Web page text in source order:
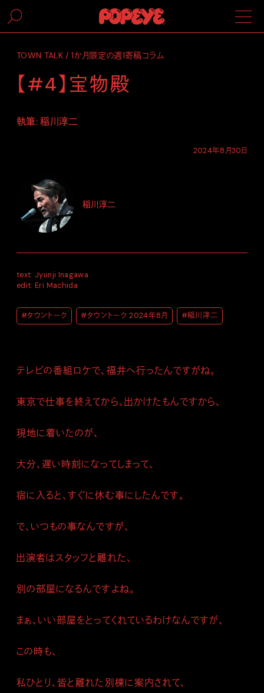
TOWN TALK / 1か月限定の週1寄稿コラム
【#4】宝物殿
執筆: 稲川淳二
2024年8月30日
稲川淳二
text: Jyunji Inagawa
edit: Eri Machida
#タウントーク #タウントーク 2024年8月 #稲川淳二
テレビの番組ロケで、福井へ行ったんですがね。
東京で仕事を終えてから、出かけたもんですから、
現地に着いたのが、
大分、遅い時刻になってしまって、
宿に入ると、すぐに休む事にしたんです。
で、いつもの事なんですが、
出演者はスタッフと離れた、
別の部屋になるんですよね。
まぁ、いい部屋をとってくれているわけなんですが、
この時も、
私ひとり、皆と離れた別棟に案内されて、